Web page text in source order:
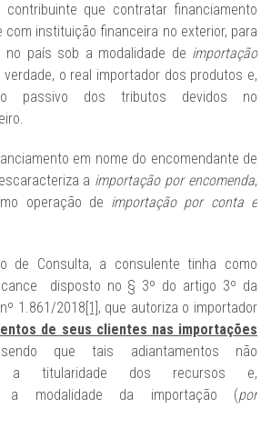
que contratar financiamento
com instituição financeira no exterior, para
no país sob a modalidade de importação
o real importador dos produtos e,
passivo dos tributos devidos no
em nome do encomendante de
a importação por encomenda,
operação de importação por conta e
de Consulta, a consulente tinha como
disposto no § 3º do artigo 3º da
1.861/2018[1], que autoriza o importador
de seus clientes nas importações
que tais adiantamentos não
a titularidade dos recursos e,
a modalidade da importação (por